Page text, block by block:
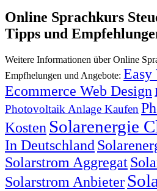
Online Sprachkurs
Tipps und
Weitere Informationen über Online
Empfhelungen und Angebote: Easy
Ecommerce Web Design
Photovoltaik Anlage Kaufen
Kosten Solarenergie
In Deutschland
Solarstrom Aggregat
Solarstrom Anbieter